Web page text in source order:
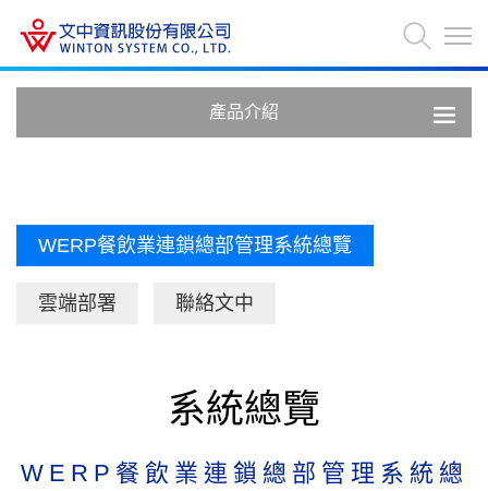
產品介紹
WERP餐飲業連鎖總部管理系統總覽
雲端部署 聯絡文中
系統總覽
WERP餐飲業連鎖總部管理系統總